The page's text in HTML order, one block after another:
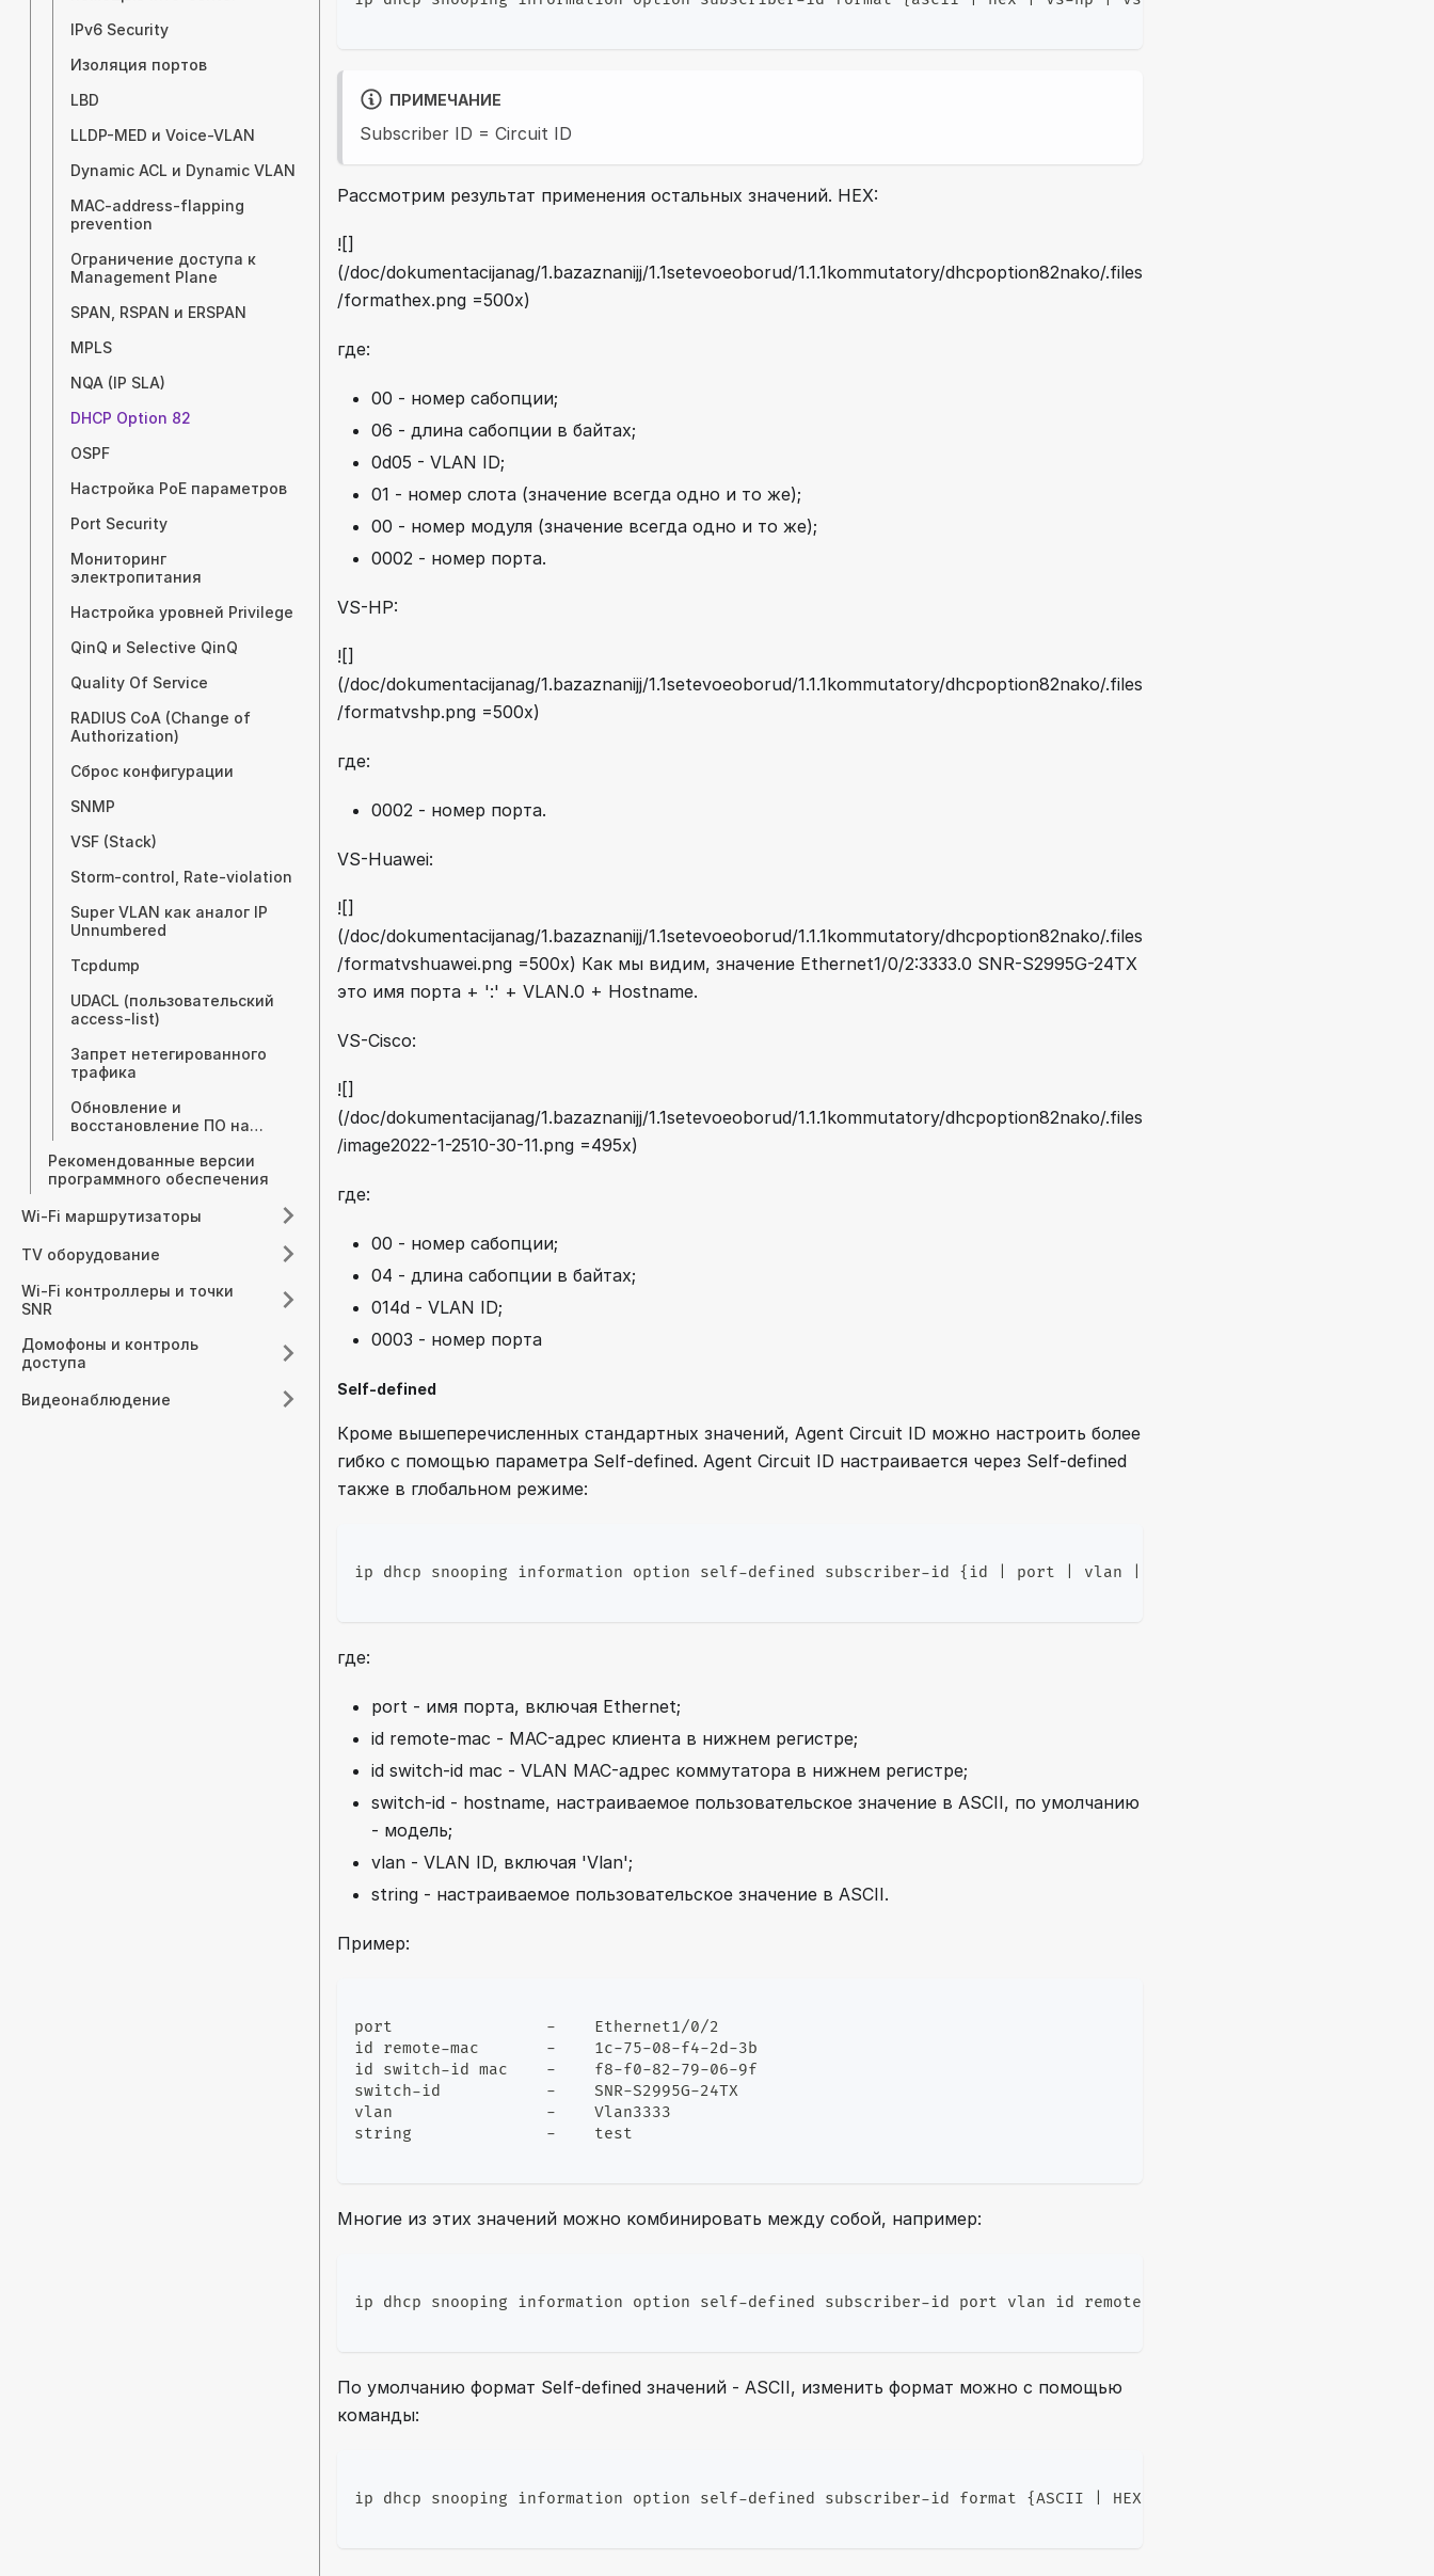
IPv6 Security
Изоляция портов
LBD
LLDP-MED и Voice-VLAN
Dynamic ACL и Dynamic VLAN
MAC-address-flapping
prevention
Ограничение доступа к
Management Plane
SPAN, RSPAN и ERSPAN
MPLS
NQA (IP SLA)
DHCP Option 82
OSPF
Настройка PoE параметров
Port Security
Мониторинг
электропитания
Настройка уровней Privilege
QinQ и Selective QinQ
Quality Of Service
RADIUS CoA (Change of
Authorization)
Сброс конфигурации
SNMP
VSF (Stack)
Storm-control, Rate-violation
Super VLAN как аналог IP
Unnumbered
Tcpdump
UDACL (пользовательский
access-list)
Запрет нетегированного
трафика
Обновление и
восстановление ПО на
Рекомендованные версии
программного обеспечения
Wi-Fi маршрутизаторы
TV оборудование
Wi-Fi контроллеры и точки
SNR
Домофоны и контроль
доступа
Видеонаблюдение
ПРИМЕЧАНИЕ
Subscriber ID = Circuit ID
Рассмотрим результат применения остальных значений. HEX:
![]
(/doc/dokumentacijanag/1.bazaznanijj/1.1setevoeoborud/1.1.1kommutatory/dhcpoption82nako/.files
/formathex.png =500x)
где:
00 - номер сабопции;
06 - длина сабопции в байтах;
0d05 - VLAN ID;
01 - номер слота (значение всегда одно и то же);
00 - номер модуля (значение всегда одно и то же);
0002 - номер порта.
VS-HP:
![]
(/doc/dokumentacijanag/1.bazaznanijj/1.1setevoeoborud/1.1.1kommutatory/dhcpoption82nako/.files
/formatvshp.png =500x)
где:
0002 - номер порта.
VS-Huawei:
![]
(/doc/dokumentacijanag/1.bazaznanijj/1.1setevoeoborud/1.1.1kommutatory/dhcpoption82nako/.files
/formatvshuawei.png =500x) Как мы видим, значение Ethernet1/0/2:3333.0 SNR-S2995G-24TX
это имя порта + ':' + VLAN.0 + Hostname.
VS-Cisco:
![]
(/doc/dokumentacijanag/1.bazaznanijj/1.1setevoeoborud/1.1.1kommutatory/dhcpoption82nako/.files
/image2022-1-2510-30-11.png =495x)
где:
00 - номер сабопции;
04 - длина сабопции в байтах;
014d - VLAN ID;
0003 - номер порта
Self-defined
Кроме вышеперечисленных стандартных значений, Agent Circuit ID можно настроить более
гибко с помощью параметра Self-defined. Agent Circuit ID настраивается через Self-defined
также в глобальном режиме:
ip dhcp snooping information option self-defined subscriber-id {id | port | vlan | string}
где:
port - имя порта, включая Ethernet;
id remote-mac - MAC-адрес клиента в нижнем регистре;
id switch-id maс - VLAN MAC-адрес коммутатора в нижнем регистре;
switch-id - hostname, настраиваемое пользовательское значение в ASCII, по умолчанию
- модель;
vlan - VLAN ID, включая 'Vlan';
string - настраиваемое пользовательское значение в ASCII.
Пример:
port                -    Ethernet1/0/2
id remote-mac       -    1c-75-08-f4-2d-3b
id switch-id maс    -    f8-f0-82-79-06-9f
switch-id           -    SNR-S2995G-24TX
vlan                -    Vlan3333
string              -    test
Многие из этих значений можно комбинировать между собой, например:
ip dhcp snooping information option self-defined subscriber-id port vlan id remote-mac
По умолчанию формат Self-defined значений - ASCII, изменить формат можно с помощью
команды:
ip dhcp snooping information option self-defined subscriber-id format {ASCII | HEX}